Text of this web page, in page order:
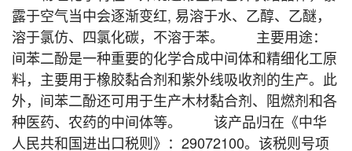
露于空气当中会逐渐变红, 易溶于水、乙醇、乙醚，
溶于氯仿、四氯化碳，不溶于苯。 主要用途：
间苯二酚是一种重要的化学合成中间体和精细化工原
料，主要用于橡胶黏合剂和紫外线吸收剂的生产。此
外，间苯二酚还可用于生产木材黏合剂、阻燃剂和各
种医药、农药的中间体等。 该产品归在《中华
人民共和国进出口税则》：29072100。该税则号项